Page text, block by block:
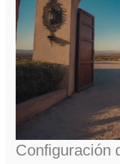
Configuración